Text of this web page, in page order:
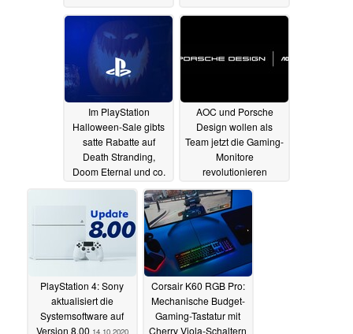
Im PlayStation
Halloween-Sale gibts
satte Rabatte auf
Death Stranding,
Doom Eternal und co.
14.10.2020
AOC und Porsche
Design wollen als
Team jetzt die Gaming-
Monitore
revolutionieren
14.10.2020
PlayStation 4: Sony
aktualisiert die
Systemsoftware auf
Version 8.00
Corsair K60 RGB Pro:
Mechanische Budget-
Gaming-Tastatur mit
Cherry Viola-Schaltern